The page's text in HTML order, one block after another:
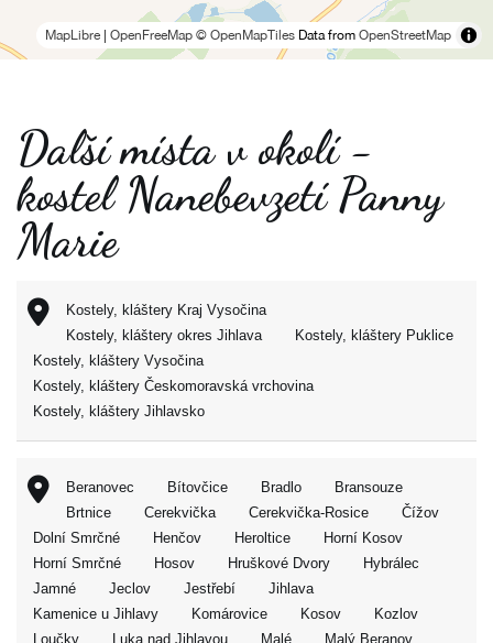
MapLibre OpenFreeMap © OpenMapTiles Data from OpenStreetMap
Další místa v okolí -
kostel Nanebevzetí Panny
Marie
Kostely, kláštery Kraj Vysočina
Kostely, kláštery okres Jihlava
Kostely, kláštery Puklice
Kostely, kláštery Vysočina
Kostely, kláštery Českomoravská vrchovina
Kostely, kláštery Jihlavsko
Beranovec Bítovčice Bradlo
Bransouze
Brtnice
Cerekvička Cerekvička-Rosice
Čížov
Dolní Smrčné
Henčov Heroltice
Horní Kosov
Horní Smrčné
Hosov Hruškové Dvory
Hybrálec
Jamné
Jeclov Jestřebí
Jihlava
Kamenice u Jihlavy
Komárovice Kosov
Kozlov
Loučky
Luka nad Jihlavou Malé Malý Beranov